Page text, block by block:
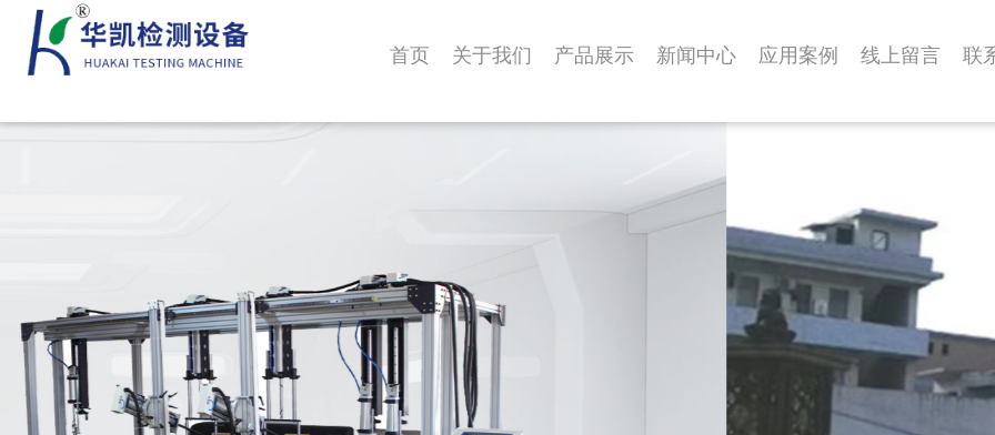
首页 关于我们 产品展示 新闻中心 应用案例 线上留言 联